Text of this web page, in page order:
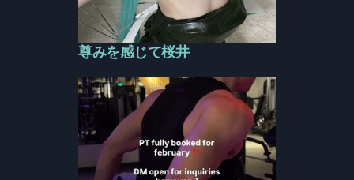
尊みを感じて桜井